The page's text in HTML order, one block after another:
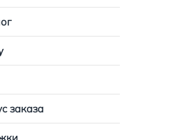
заказа